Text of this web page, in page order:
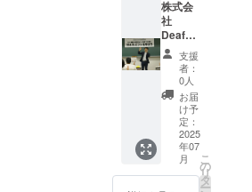
きれば
と思い
ます。
※このリ
ターン
は4000
円、
6000円
のリ
ターン
と同じ
内容に
なりま
す。 ③
注意事
項： ・
開催日
や開催
時間
は、主
に火曜
日の13
時～14
時半に
なりま
す。 ・
宅ろう
所 太
陽と月
（新潟
県柏崎
市西山
町別山
1589-
1）の空
き部屋
を利用
して、
作品の
株式会
社
DeafHe
art（宅
ろう所
太陽と
月）の
社員を
講師に
呼べる
チケッ
細：株
支援
者：
0人
お届
け予
定：
2025
年07
月
こ
の
リ
タ
ー